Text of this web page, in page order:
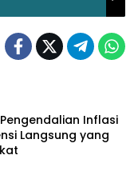
Inflasi
Langsung yang